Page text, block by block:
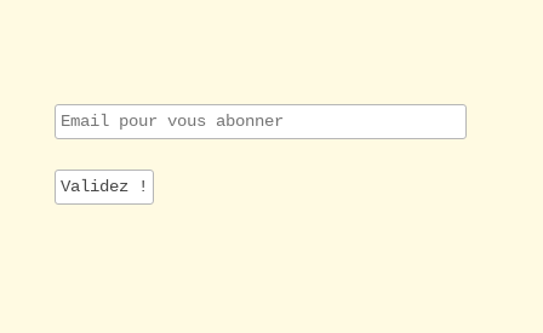
E
m
i
l